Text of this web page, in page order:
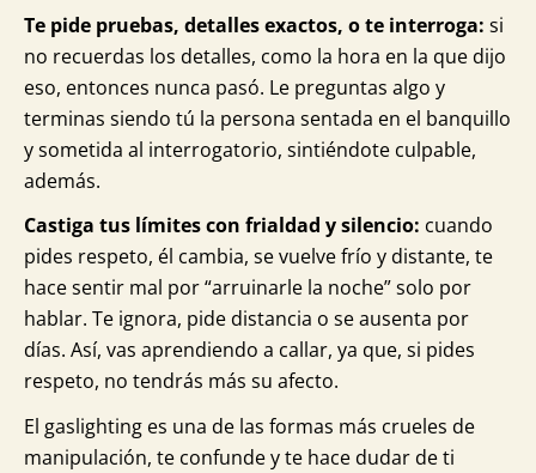
Te pide pruebas, detalles exactos, o te interroga: si
no recuerdas los detalles, como la hora en la que dijo
eso, entonces nunca pasó. Le preguntas algo y
terminas siendo tú la persona sentada en el banquillo
y sometida al interrogatorio, sintiéndote culpable,
además.
Castiga tus límites con frialdad y silencio: cuando
pides respeto, él cambia, se vuelve frío y distante, te
hace sentir mal por “arruinarle la noche” solo por
hablar. Te ignora, pide distancia o se ausenta por
días. Así, vas aprendiendo a callar, ya que, si pides
respeto, no tendrás más su afecto.
El gaslighting es una de las formas más crueles de
manipulación, te confunde y te hace dudar de ti